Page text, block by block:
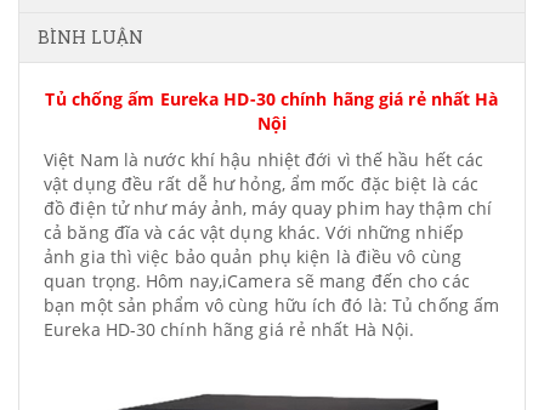
BÌNH LUẬN
Tủ chống ấm Eureka HD-30 chính hãng giá rẻ nhất Hà
Nội
Việt Nam là nước khí hậu nhiệt đới vì thế hầu hết các
vật dụng đều rất dễ hư hỏng, ẩm mốc đặc biệt là các
đồ điện tử như máy ảnh, máy quay phim hay thậm chí
cả băng đĩa và các vật dụng khác. Với những nhiếp
ảnh gia thì việc bảo quản phụ kiện là điều vô cùng
quan trọng. Hôm nay,iCamera sẽ mang đến cho các
bạn một sản phẩm vô cùng hữu ích đó là: Tủ chống ấm
Eureka HD-30 chính hãng giá rẻ nhất Hà Nội.